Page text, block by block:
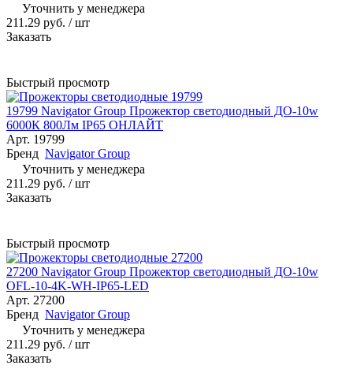
Уточнить у менеджера
211.29 руб. / шт
Заказать
Быстрый просмотр
19799 Navigator Group Прожектор светодиодный ДО-10w
6000К 800Лм IP65 ОНЛАЙТ
Арт. 19799
Бренд Navigator Group
Уточнить у менеджера
211.29 руб. / шт
Заказать
Быстрый просмотр
27200 Navigator Group Прожектор светодиодный ДО-10w
OFL-10-4K-WH-IP65-LED
Арт. 27200
Бренд Navigator Group
Уточнить у менеджера
211.29 руб. / шт
Заказать